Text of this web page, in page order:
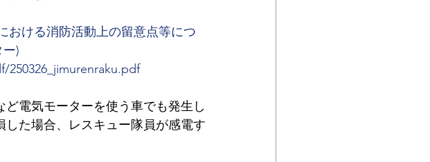
おける消防活動上の留意点等につ
)
電気モーターを使う車でも発生し
た場合、レスキュー隊員が感電す